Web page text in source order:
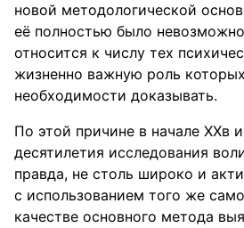
новой методологической
её полностью было
относится к числу тех
жизненно важную роль
необходимости доказывать.
По этой причине в начале XXв
десятилетия исследования
правда, не столь широко и
с использованием того же
качестве основного метода